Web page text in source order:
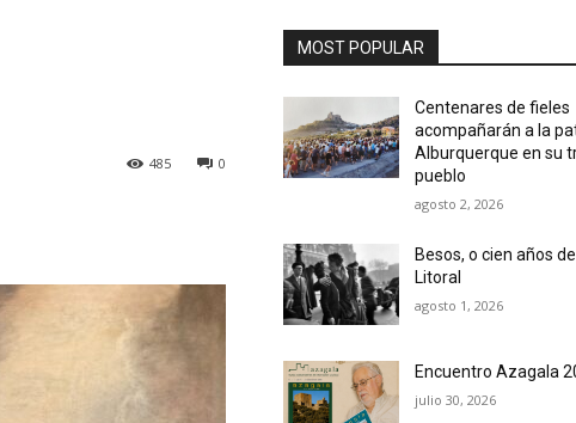
0
485
MOST POPULAR
Centenares de fieles
acompañarán a la
Alburquerque en su
pueblo
agosto 2, 2026
Besos, o cien años
Litoral
agosto 1, 2026
Encuentro Azagala
julio 30, 2026